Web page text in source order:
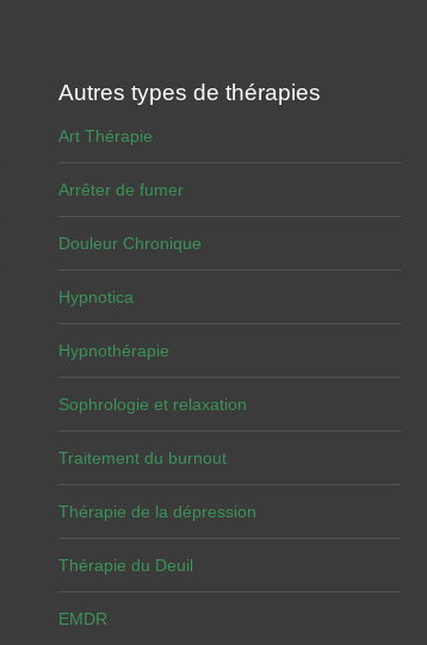
Autres types de thérapies
Art Thérapie
Arrêter de fumer
Douleur Chronique
Hypnotica
Hypnothérapie
Sophrologie et relaxation
Traitement du burnout
Thérapie de la dépression
Thérapie du Deuil
EMDR